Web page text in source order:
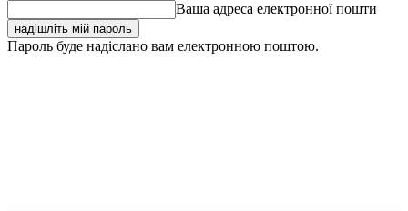
Ваша адреса електронної пошти
Пароль буде надіслано вам електронною поштою.